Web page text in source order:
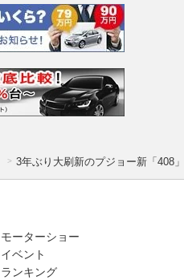
3年ぶり大刷新のプジョー新「408
モーターショー
イベント
ランキング